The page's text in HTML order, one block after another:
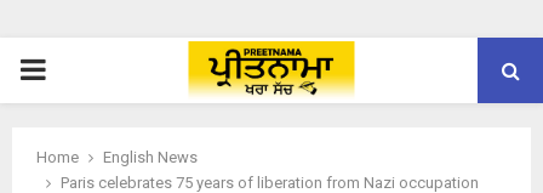
PRIMARY
Home
English News
Paris celebrates 75 years of liberation from Nazi occupation